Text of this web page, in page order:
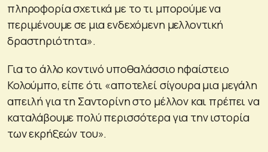
πληροφορία σχετικά με το τι μπορούμε να
περιμένουμε σε μια ενδεχόμενη μελλοντική
δραστηριότητα».
Για το άλλο κοντινό υποθαλάσσιο ηφαίστειο
Κολούμπο, είπε ότι «αποτελεί σίγουρα μια μεγάλη
απειλή για τη Σαντορίνη στο μέλλον και πρέπει να
καταλάβουμε πολύ περισσότερα για την ιστορία
των εκρήξεών του».